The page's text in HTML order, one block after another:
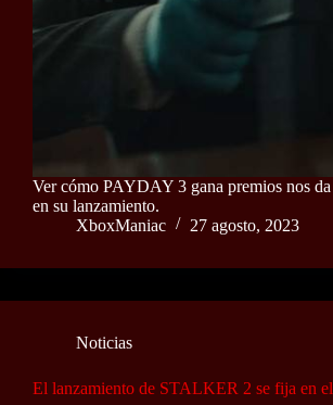
Ver cómo PAYDAY 3 gana premios nos
en su lanzamiento.
XboxManiac
27 agosto, 2023
Noticias
El lanzamiento de STALKER 2 se fija en